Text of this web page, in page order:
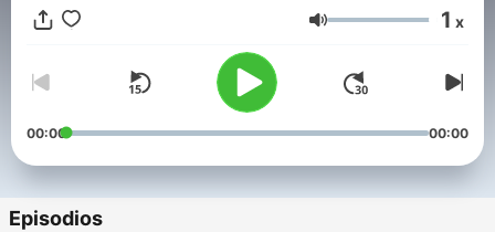
Volumen 1 x
00:00 00:00
Episodios